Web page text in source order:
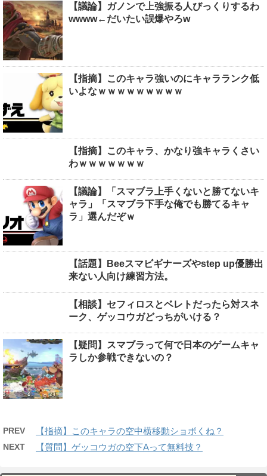
【議論】ガノンで上強振る人びっくりするわ
wwww←だいたい誤爆やろw
【指摘】このキャラ強いのにキャラランク低
いよなｗｗｗｗｗｗｗｗｗ
【指摘】このキャラ、かなり強キャラくさい
わｗｗｗｗｗｗｗ
【議論】「スマブラ上手くないと勝てないキ
ャラ」「スマブラ下手な俺でも勝てるキャ
ラ」選んだぞｗ
【話題】Beeスマビギナーズやstep up優勝出
来ない人向け練習方法。
【相談】セフィロスとベレトだったら対スネ
ーク、ゲッコウガどっちがいける？
【疑問】スマブラって何で日本のゲームキャ
ラしか参戦できないの？
PREV 【指摘】このキャラの空中横移動ショボくね？
NEXT 【質問】ゲッコウガの空下Aって無料技？